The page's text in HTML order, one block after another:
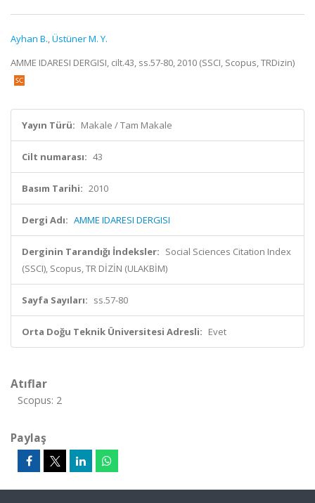
Ayhan B.,Üstüner M. Y.
AMME IDARESI DERGISI, cilt.43, ss.57-80, 2010 (SSCI, Scopus, TRDizin)
Yayın Türü: Makale / Tam Makale
Cilt numarası: 43
Basım Tarihi: 2010
Dergi Adı: AMME IDARESI DERGISI
Derginin Tarandığı İndeksler: Social Sciences Citation Index
(SSCI), Scopus, TR DİZİN (ULAKBİM)
Sayfa Sayıları: ss.57-80
Orta Doğu Teknik Üniversitesi Adresli: Evet
Atıflar
Scopus: 2
Paylaş